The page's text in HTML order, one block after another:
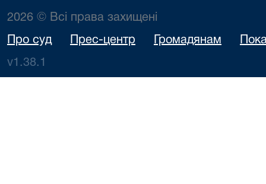
2026 © Всі права захищені
Про суд Прес-центр Громадянам
v1.38.1